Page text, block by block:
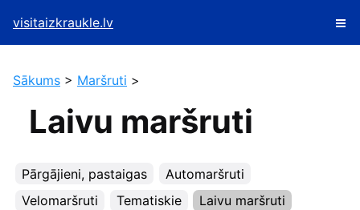
visitaizkraukle.lv
Sākums > Maršruti >
Laivu maršruti
Pārgājieni, pastaigas
Automaršruti
Velomaršruti
Tematiskie Laivu maršruti